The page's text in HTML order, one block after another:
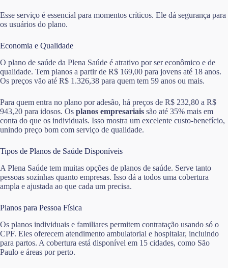
Esse serviço é essencial para momentos críticos. Ele dá segurança para
os usuários do plano.
Economia e Qualidade
O plano de saúde da Plena Saúde é atrativo por ser econômico e de
qualidade. Tem planos a partir de R$ 169,00 para jovens até 18 anos.
Os preços vão até R$ 1.326,38 para quem tem 59 anos ou mais.
Para quem entra no plano por adesão, há preços de R$ 232,80 a R$
943,20 para idosos. Os planos empresariais são até 35% mais em
conta do que os individuais. Isso mostra um excelente custo-benefício,
unindo preço bom com serviço de qualidade.
Tipos de Planos de Saúde Disponíveis
A Plena Saúde tem muitas opções de planos de saúde. Serve tanto
pessoas sozinhas quanto empresas. Isso dá a todos uma cobertura
ampla e ajustada ao que cada um precisa.
Planos para Pessoa Física
Os planos individuais e familiares permitem contratação usando só o
CPF. Eles oferecem atendimento ambulatorial e hospitalar, incluindo
para partos. A cobertura está disponível em 15 cidades, como São
Paulo e áreas por perto.